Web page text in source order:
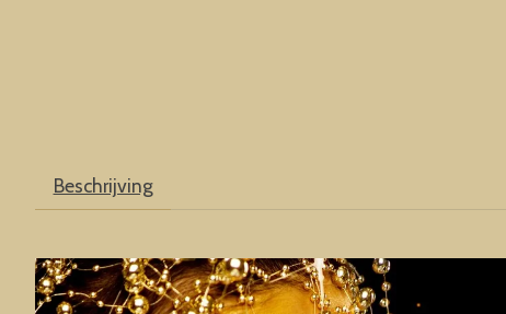
Beschrijving